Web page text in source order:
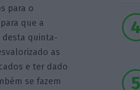
para o
que a
desta quinta-
as
e ter dado
se fazem